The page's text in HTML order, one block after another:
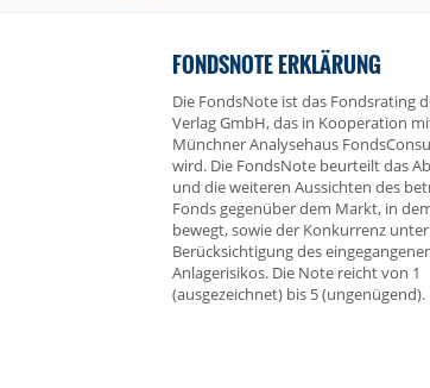
FONDSNOTE ERKLÄRUNG
Die FondsNote ist das Fondsrating
Verlag GmbH, das in Kooperation
Münchner Analysehaus
wird. Die FondsNote beurteilt das
und die weiteren Aussichten des
Fonds gegenüber dem Markt, in
bewegt, sowie der Konkurrenz unter
Berücksichtigung des
Anlagerisikos. Die Note reicht von 1
(ausgezeichnet) bis 5 (ungenügend).